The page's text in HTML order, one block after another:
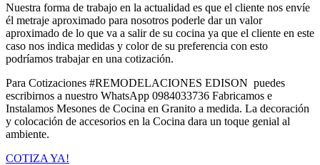
Nuestra forma de trabajo en la actualidad es que el cliente nos envíe
él metraje aproximado para nosotros poderle dar un valor
aproximado de lo que va a salir de su cocina ya que el cliente en este
caso nos indica medidas y color de su preferencia con esto
podríamos trabajar en una cotización.
Para Cotizaciones #REMODELACIONES EDISON puedes
escribirnos a nuestro WhatsApp 0984033736 Fabricamos e
Instalamos Mesones de Cocina en Granito a medida. La decoración
y colocación de accesorios en la Cocina dara un toque genial al
ambiente.
COTIZA YA!